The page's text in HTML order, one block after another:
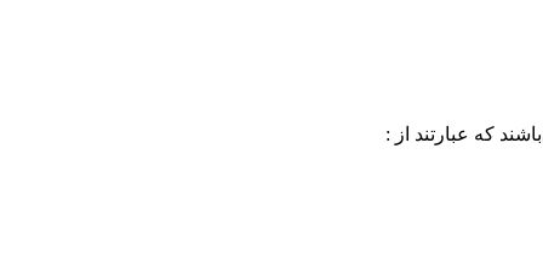
که عبارتند از :